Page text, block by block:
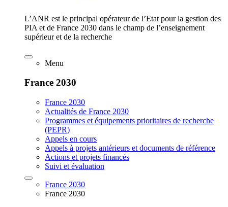
L’ANR est le principal opérateur de l’Etat pour la gestion des
PIA et de France 2030 dans le champ de l’enseignement
supérieur et de la recherche
Menu
France 2030
France 2030
Actualités de France 2030
Programmes et équipements prioritaires de recherche
(PEPR)
Appels en cours
Appels à projets antérieurs et documents de référence
Actions et projets financés
Suivi et évaluation
France 2030
France 2030